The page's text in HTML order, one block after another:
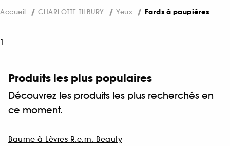
Accueil CHARLOTTE TILBURY Yeux Fards à paupières
1
Produits les plus populaires
Découvrez les produits les plus recherchés en
ce moment.
Baume à Lèvres R.e.m. Beauty